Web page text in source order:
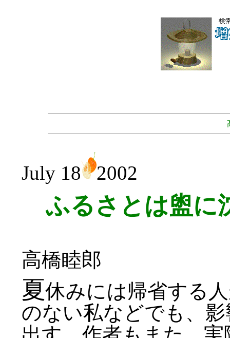
July 18 2002
ふるさとは盥に
高橋睦郎
夏休みには帰省する
のない私などでも、